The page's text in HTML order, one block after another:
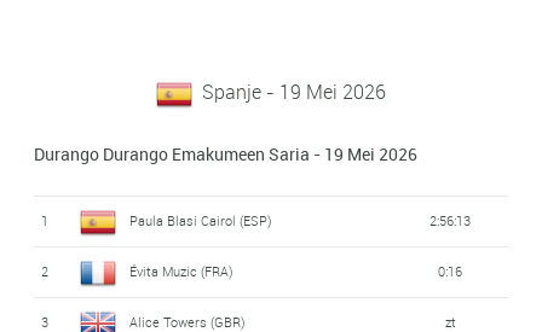
Spanje - 19 Mei 2026
Durango Durango Emakumeen Saria - 19 Mei 2026
1 Paula Blasi Cairol (ESP) 2:56:13
2 Évita Muzic (FRA) 0:16
3 Alice Towers (GBR) zt